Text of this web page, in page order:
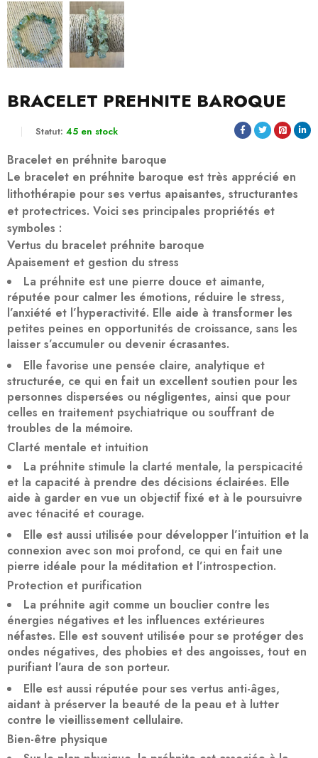
BRACELET PREHNITE BAROQUE
Statut: 45 en stock
Bracelet en préhnite baroque
Le bracelet en préhnite baroque est très apprécié en
lithothérapie pour ses vertus apaisantes, structurantes
et protectrices. Voici ses principales propriétés et
symboles :
Vertus du bracelet préhnite baroque
Apaisement et gestion du stress
La préhnite est une pierre douce et aimante,
réputée pour calmer les émotions, réduire le stress,
l’anxiété et l’hyperactivité. Elle aide à transformer les
petites peines en opportunités de croissance, sans les
laisser s’accumuler ou devenir écrasantes.
Elle favorise une pensée claire, analytique et
structurée, ce qui en fait un excellent soutien pour les
personnes dispersées ou négligentes, ainsi que pour
celles en traitement psychiatrique ou souffrant de
troubles de la mémoire.
Clarté mentale et intuition
La préhnite stimule la clarté mentale, la perspicacité
et la capacité à prendre des décisions éclairées. Elle
aide à garder en vue un objectif fixé et à le poursuivre
avec ténacité et courage.
Elle est aussi utilisée pour développer l’intuition et la
connexion avec son moi profond, ce qui en fait une
pierre idéale pour la méditation et l’introspection.
Protection et purification
La préhnite agit comme un bouclier contre les
énergies négatives et les influences extérieures
néfastes. Elle est souvent utilisée pour se protéger des
ondes négatives, des phobies et des angoisses, tout en
purifiant l’aura de son porteur.
Elle est aussi réputée pour ses vertus anti-âges,
aidant à préserver la beauté de la peau et à lutter
contre le vieillissement cellulaire.
Bien-être physique